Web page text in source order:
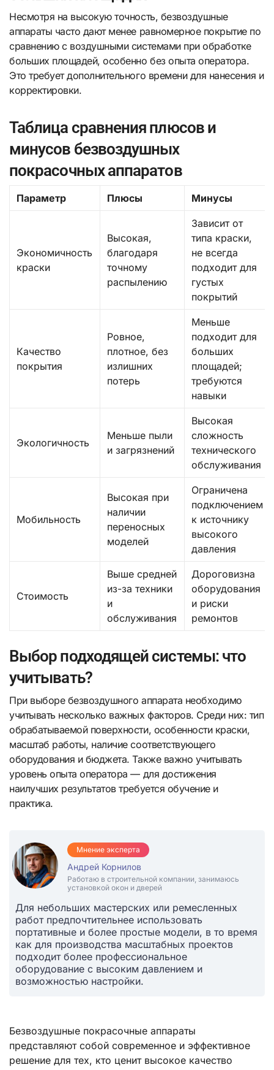
Несмотря на высокую точность, безвоздушные
аппараты часто дают менее равномерное покрытие по
сравнению с воздушными системами при обработке
больших площадей, особенно без опыта оператора.
Это требует дополнительного времени для нанесения и
корректировки.
Таблица сравнения плюсов и
минусов безвоздушных
покрасочных аппаратов
Параметр Плюсы Минусы
Экономичность
краски
Высокая,
благодаря
точному
распылению
Зависит от
типа краски,
не всегда
подходит для
густых
покрытий
Качество
покрытия
Ровное,
плотное, без
излишних
потерь
Меньше
подходит для
больших
площадей;
требуются
навыки
Экологичность
Меньше пыли
и загрязнений
Высокая
сложность
технического
обслуживания
Мобильность
Высокая при
наличии
переносных
моделей
Ограничена
подключением
к источнику
высокого
давления
Стоимость
Выше средней
из-за техники
и
обслуживания
Дороговизна
оборудования
и риски
ремонтов
Выбор подходящей системы: что
учитывать?
При выборе безвоздушного аппарата необходимо
учитывать несколько важных факторов. Среди них: тип
обрабатываемой поверхности, особенности краски,
масштаб работы, наличие соответствующего
оборудования и бюджета. Также важно учитывать
уровень опыта оператора — для достижения
наилучших результатов требуется обучение и
практика.
Мнение эксперта
Андрей Корнилов
Работаю в строительной компании, занимаюсь
установкой окон и дверей
Для небольших мастерских или ремесленных
работ предпочтительнее использовать
портативные и более простые модели, в то время
как для производства масштабных проектов
подходит более профессиональное
оборудование с высоким давлением и
возможностью настройки.
Безвоздушные покрасочные аппараты
представляют собой современное и эффективное
решение для тех, кто ценит высокое качество